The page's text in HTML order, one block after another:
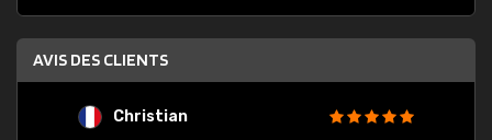
AVIS DES CLIENTS
Christian